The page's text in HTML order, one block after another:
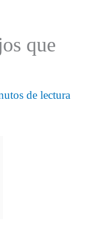
que
de lectura